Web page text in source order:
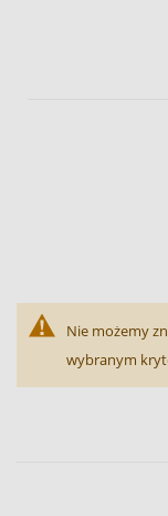
Nie możemy
wybranym